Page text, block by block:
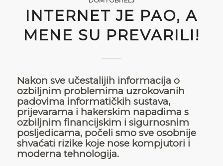
INTERNET JE PAO, A
MENE SU PREVARILI!
Nakon sve učestalijih informacija o
ozbiljnim problemima uzrokovanih
padovima informatičkih sustava,
prijevarama i hakerskim napadima s
ozbiljnim financijskim i sigurnosnim
posljedicama, počeli smo sve osobnije
shvaćati rizike koje nose kompjutori i
moderna tehnologija.